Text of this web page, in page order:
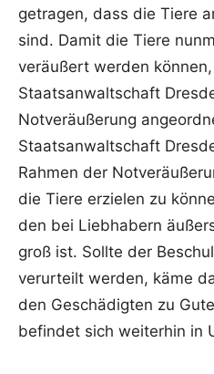
getragen, dass die Tiere
sind. Damit die Tiere
veräußert werden
Staatsanwaltschaft
Notveräußerung
Staatsanwaltschaft
Rahmen der
die Tiere erzielen zu
den bei Liebhabern
groß ist. Sollte der
verurteilt werden, käme
den Geschädigten zu
befindet sich weiterhin in